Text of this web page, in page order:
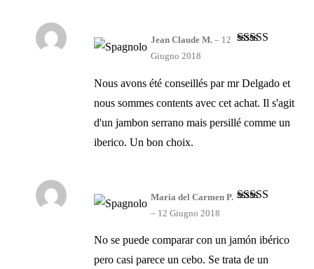
Jean Claude M. – 12
Giugno 2018
Nous avons été conseillés par mr Delgado et
nous sommes contents avec cet achat. Il s'agit
d'un jambon serrano mais persillé comme un
iberico. Un bon choix.
Maria del Carmen P.
– 12 Giugno 2018
No se puede comparar con un jamón ibérico
pero casi parece un cebo. Se trata de un